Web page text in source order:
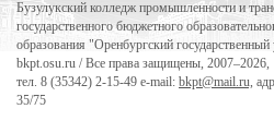
Бузулукский колледж промышленности и
государственного бюджетного
образования "Оренбургский
bkpt.osu.ru / Все права защищены, 2007–2026,
тел. 8 (35342) 2-15-49 e-mail: bkpt@mail.ru,
35/75